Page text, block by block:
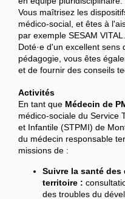
Vous maîtrisez les
médico-social, et êtes à
par exemple SESAM VITAL.
Doté·e d'un excellent
pédagogie, vous êtes
et de fournir des conseils
Activités
En tant que Médecin de
médico-sociale du Service
et Infantile (STPMI) de
du médecin responsable
missions de :
Suivre la santé des
territoire :
des troubles du